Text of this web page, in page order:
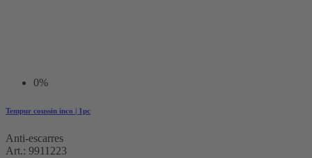
0%
Tempur coussin inco | 1pc
Anti-escarres
Art.: 9911223